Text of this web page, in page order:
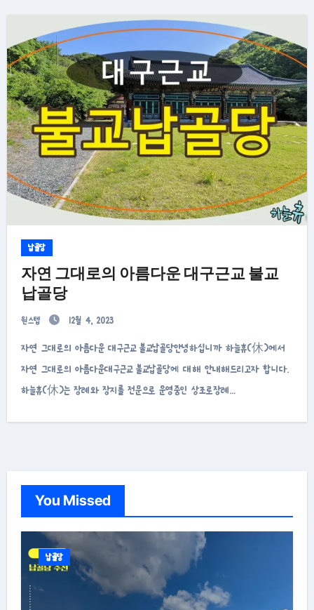
납골당
자연 그대로의 아름다운 대구근교 불교
납골당
원스텝 12월 4, 2023
자연 그대로의 아름다운 대구근교 불교납골당안녕하십니까 하늘휴(休)에서
자연 그대로의 아름다운대구근교 불교납골당에 대해 안내해드리고자 합니다.
하늘휴(休)는 장례와 장지를 전문으로 운영중인 상조로장례…
You Missed
납골당